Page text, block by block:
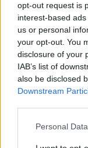
opt-out request is
interest-based
us or personal
your opt-out. You
disclosure of your
IAB’s list of
also be disclosed
Downstream
Personal